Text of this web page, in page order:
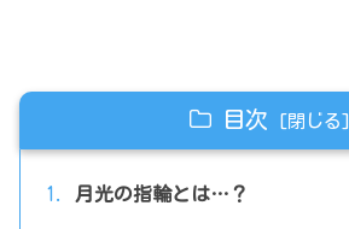
目次
月光の指輪とは…？